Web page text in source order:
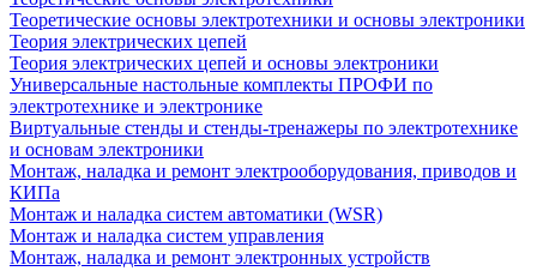
Теоретические основы электротехники и основы электроники
Теория электрических цепей
Теория электрических цепей и основы электроники
Универсальные настольные комплекты ПРОФИ по
электротехнике и электронике
Виртуальные стенды и стенды-тренажеры по электротехнике
и основам электроники
Монтаж, наладка и ремонт электрооборудования, приводов и
КИПа
Монтаж и наладка систем автоматики (WSR)
Монтаж и наладка систем управления
Монтаж, наладка и ремонт электронных устройств